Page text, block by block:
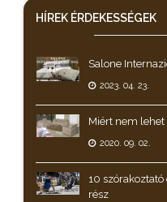
HÍREK ÉRDEKESSÉGEK
Salone
2023. 04. 23.
Miért nem
2020. 09. 02.
10
rész